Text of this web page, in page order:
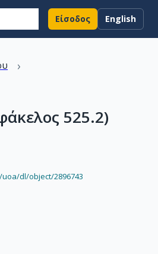
Είσοδος English
›
525.2)
dl/object/2896743